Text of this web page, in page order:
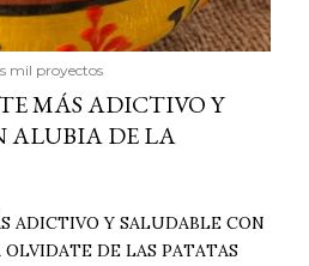
mil proyectos
MÁS ADICTIVO Y
ALUBIA DE LA
ADICTIVO Y SALUDABLE CON
DE LAS PATATAS